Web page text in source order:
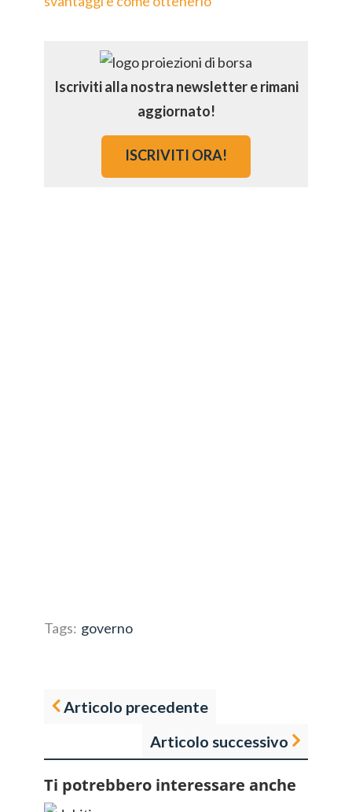
Iscriviti alla nostra newsletter e rimani
aggiornato!
ISCRIVITI ORA!
Tags: governo
Articolo precedente
Articolo successivo
Ti potrebbero interessare anche